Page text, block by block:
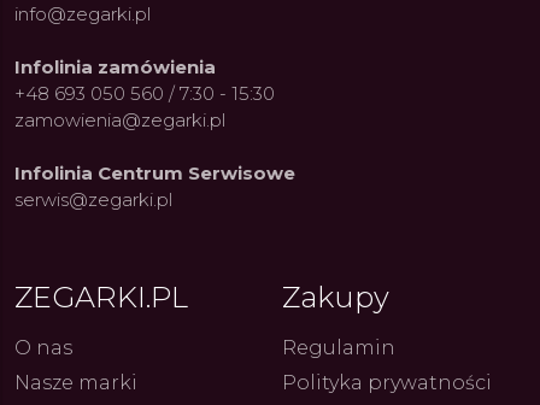
info@zegarki.pl
Infolinia zamówienia
+48 693 050 560 / 7:30 - 15:30
zamowienia@zegarki.pl
Infolinia Centrum Serwisowe
serwis@zegarki.pl
ZEGARKI.PL
O nas
Nasze marki
Zakupy
Regulamin
Polityka prywatności